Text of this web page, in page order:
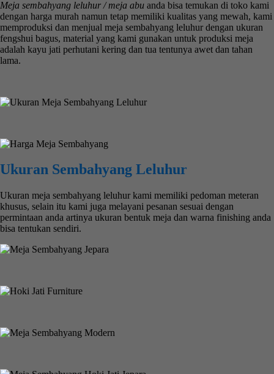
Meja sembahyang leluhur / meja abu anda bisa temukan di toko kami
dengan harga murah namun tetap memiliki kualitas yang mewah, kami
memproduksi dan menjual meja sembahyang leluhur dengan ukuran
fengshui bagus, material yang kami gunakan untuk produksi meja
adalah kayu jati perhutani kering dan tua tentunya awet dan tahan
lama.
Ukuran Sembahyang Leluhur
Ukuran meja sembahyang leluhur kami memiliki pedoman meteran
khusus, selain itu kami juga melayani pesanan sesuai dengan
permintaan anda artinya ukuran bentuk meja dan warna finishing anda
bisa tentukan sendiri.